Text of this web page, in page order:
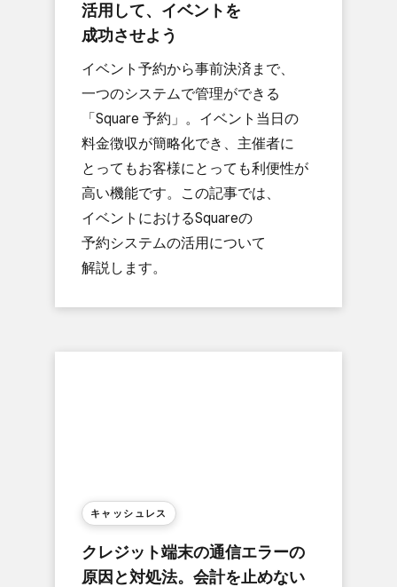
活用して、​イベントを​
成功させよう
イベント予約から​事前決済まで、​
一つの​システムで​管理が​できる​
「Square 予約」。​イベント当日の​
料金徴収が​簡略化でき、​主催者に​
とっても​お客様に​とっても​利便性が​
高い​機能です。​この​記事では、​
イベントに​おける​Squareの​
予約システムの​活用に​ついて​
解説します。
キャッシュレス
クレジット端末の​通信エラーの​
原因と​対処法。​会計を​止めない​